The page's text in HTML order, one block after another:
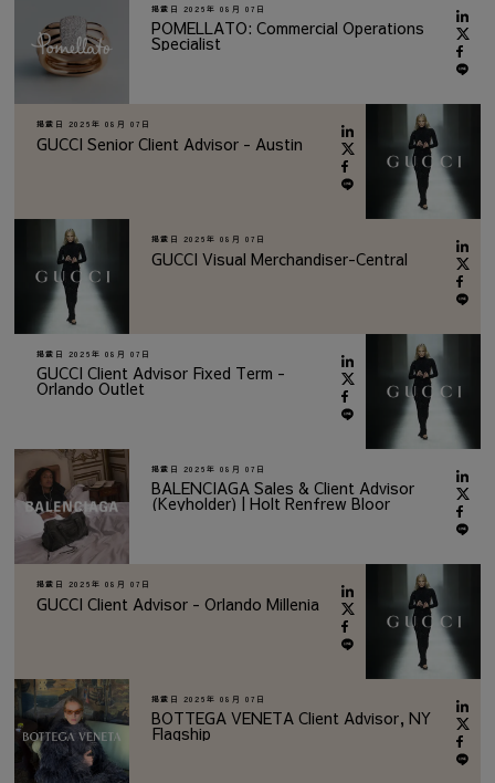
掲載日 2026年 08月 07日
POMELLATO: Commercial Operations
Specialist
掲載日 2026年 08月 07日
GUCCI Senior Client Advisor - Austin
掲載日 2026年 08月 07日
GUCCI Visual Merchandiser-Central
掲載日 2026年 08月 07日
GUCCI Client Advisor Fixed Term -
Orlando Outlet
掲載日 2026年 08月 07日
BALENCIAGA Sales & Client Advisor
(Keyholder) | Holt Renfrew Bloor
掲載日 2026年 08月 07日
GUCCI Client Advisor - Orlando Millenia
掲載日 2026年 08月 07日
BOTTEGA VENETA Client Advisor, NY
Flagship